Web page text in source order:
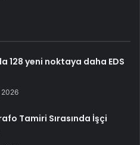
128 yeni noktaya daha EDS
2026
Tamiri Sırasında İşçi